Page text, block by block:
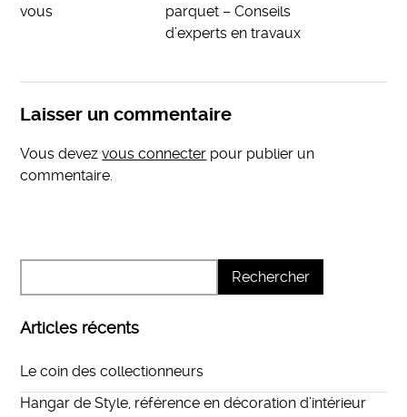
vous
parquet – Conseils
d’experts en travaux
Laisser un commentaire
Vous devezvous connecter pour publier un
commentaire.
Articles récents
Le coin des collectionneurs
Hangar de Style, référence en décoration d’intérieur